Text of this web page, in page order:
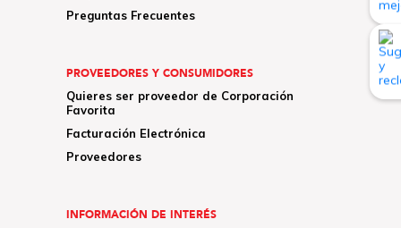
Preguntas Frecuentes
PROVEEDORES Y CONSUMIDORES
Quieres ser proveedor de Corporación
Favorita
Facturación Electrónica
Proveedores
INFORMACIÓN DE INTERÉS